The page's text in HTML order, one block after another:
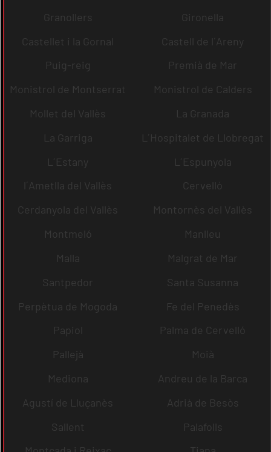
Granollers
Gironella
Castellet i la Gornal
Castell de l´Areny
Puig-reig
Premià de Mar
Monistrol de Montserrat
Monistrol de Calders
Mollet del Vallès
La Granada
La Garriga
L´Hospitalet de Llobregat
L´Estany
L´Espunyola
l´Ametlla del Vallès
Cervelló
Cerdanyola del Vallès
Montornès del Vallès
Montmeló
Manlleu
Malla
Malgrat de Mar
Santpedor
Santa Susanna
Perpètua de Mogoda
Fe del Penedès
Papiol
Palma de Cervelló
Pallejà
Moià
Mediona
Andreu de la Barca
Agustí de Lluçanès
Adrià de Besòs
Sallent
Palafolls